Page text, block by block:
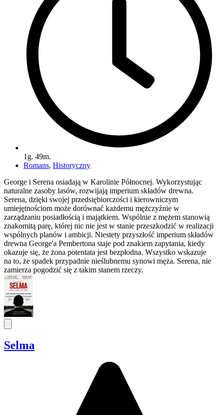
1g. 49m.
Romans, Historyczny
George i Serena osiadają w Karolinie Północnej. Wykorzystując
naturalne zasoby lasów, rozwijają imperium składów drewna.
Serena, dzięki swojej przedsiębiorczości i kierowniczym
umiejętnościom może dorównać każdemu mężczyźnie w
zarządzaniu posiadłością i majątkiem. Wspólnie z mężem stanowią
znakomitą parę, której nic nie jest w stanie przeszkodzić w realizacji
wspólnych planów i ambicji. Niestety przyszłość imperium składów
drewna George'a Pembertona staje pod znakiem zapytania, kiedy
okazuje się, że żona potentata jest bezpłodna. Wszystko wskazuje
na to, że spadek przypadnie nieślubnemu synowi męża. Serena, nie
zamierza pogodzić się z takim stanem rzeczy.
Selma